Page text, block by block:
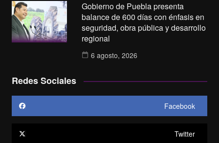
Gobierno de Puebla presenta
balance de 600 días con énfasis en
seguridad, obra pública y desarrollo
regional
6 agosto, 2026
Redes Sociales
Facebook
Twitter